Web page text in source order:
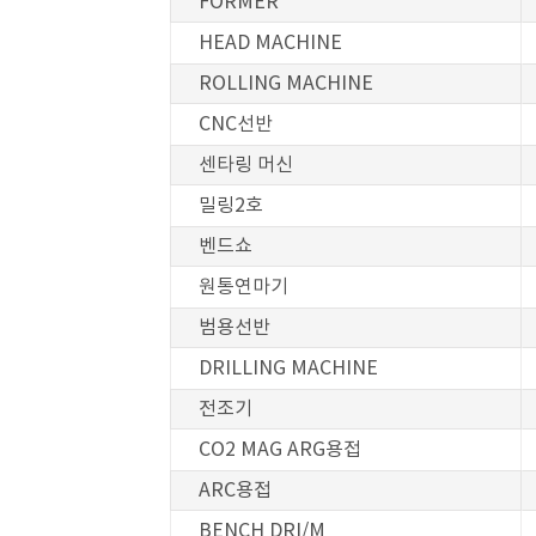
CO2 MAG ARG용접
ARC용접
BENCH DRI/M
HEAD MACHINE
ROLLING MACHINE
CNC선반
센타링 머신
밀링2호
벤드쇼
원통연마기
범용선반
DRILLING MACHINE
전조기